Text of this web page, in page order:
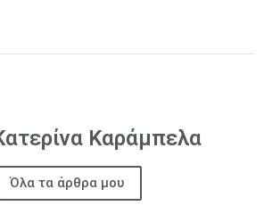
Καράμπελα
Όλα τα άρθρα μου